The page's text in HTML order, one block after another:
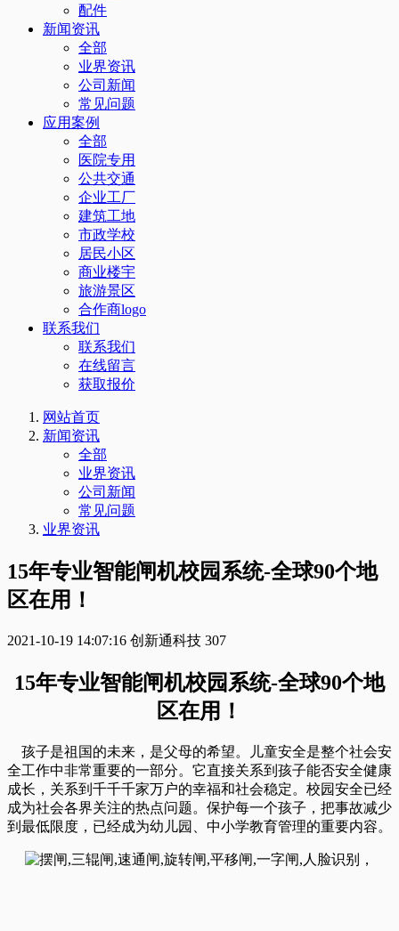
配件
新闻资讯
全部
业界资讯
公司新闻
常见问题
应用案例
全部
医院专用
公共交通
企业工厂
建筑工地
市政学校
居民小区
商业楼宇
旅游景区
合作商logo
联系我们
联系我们
在线留言
获取报价
网站首页
新闻资讯
全部
业界资讯
公司新闻
常见问题
业界资讯
15年专业智能闸机校园系统-全球90个地
区在用！
2021-10-19 14:07:16 创新通科技 307
15年专业智能闸机校园系统-全球90个地
区在用！
孩子是祖国的未来，是父母的希望。儿童安全是整个社会安
全工作中非常重要的一部分。它直接关系到孩子能否安全健康
成长，关系到千千千家万户的幸福和社会稳定。校园安全已经
成为社会各界关注的热点问题。保护每一个孩子，把事故减少
到最低限度，已经成为幼儿园、中小学教育管理的重要内容。